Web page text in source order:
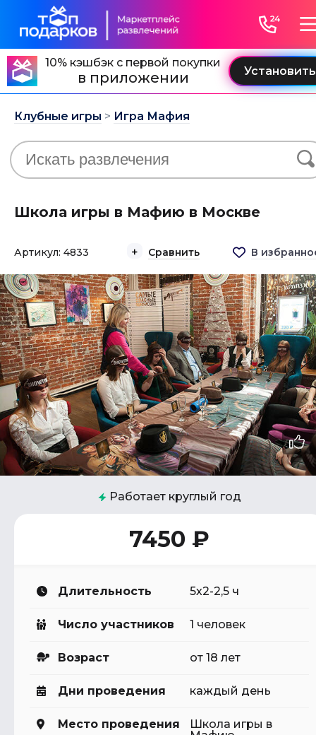
10% кэшбэк с первой покупки
в приложении
Клубные игры > Игра Мафия
Школа игры в Мафию в Москве
Артикул: 4833 Сравнить В
Работает круглый год
7450 ₽
Длительность 5х2-2,5 ч
Число участников 1 человек
Возраст от 18 лет
Дни проведения каждый день
Место проведения
Школа игры в